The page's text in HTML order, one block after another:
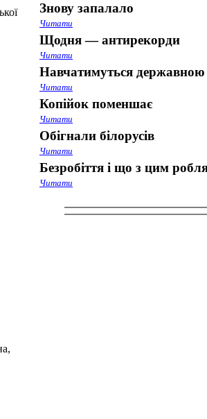
Знову запалало
Читати
Щодня — антирекорди
Читати
Навчатимуться державною
Читати
Копійок поменшає
Читати
Обігнали білорусів
Читати
Безробіття і що з цим
Читати